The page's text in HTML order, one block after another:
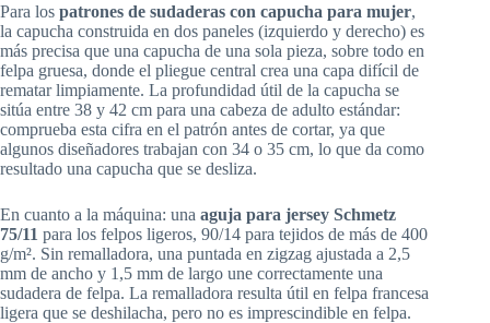
Para los patrones de sudaderas con capucha para mujer,
la capucha construida en dos paneles (izquierdo y derecho) es
más precisa que una capucha de una sola pieza, sobre todo en
felpa gruesa, donde el pliegue central crea una capa difícil de
rematar limpiamente. La profundidad útil de la capucha se
sitúa entre 38 y 42 cm para una cabeza de adulto estándar:
comprueba esta cifra en el patrón antes de cortar, ya que
algunos diseñadores trabajan con 34 o 35 cm, lo que da como
resultado una capucha que se desliza.
En cuanto a la máquina: una aguja para jersey Schmetz
75/11 para los felpos ligeros, 90/14 para tejidos de más de 400
g/m². Sin remalladora, una puntada en zigzag ajustada a 2,5
mm de ancho y 1,5 mm de largo une correctamente una
sudadera de felpa. La remalladora resulta útil en felpa francesa
ligera que se deshilacha, pero no es imprescindible en felpa.